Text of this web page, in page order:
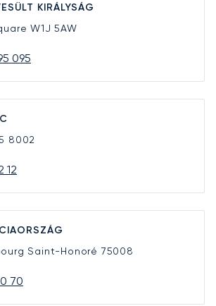
KIRÁLYSÁG
W1J 5AW
095
8002
12
Saint-Honoré 75008
70